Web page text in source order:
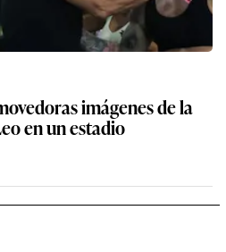
imágenes de la
en un estadio